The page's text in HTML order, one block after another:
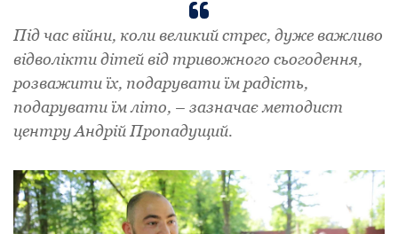
Під час війни, коли великий стрес, дуже важливо
відволікти дітей від тривожного сьогодення,
розважити їх, подарувати їм радість,
подарувати їм літо, – зазначає методист
центру Андрій Пропадущий.